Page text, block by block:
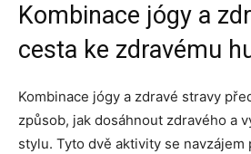
Kombinace jógy a
cesta ke zdravému
Kombinace jógy a zdravé stravy
způsob, jak dosáhnout zdravého a
stylu. Tyto dvě aktivity se